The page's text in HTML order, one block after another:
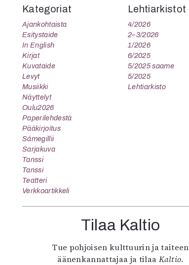
Kategoriat
Ajankohtaista
Esitystaide
In English
Kirjat
Kuvataide
Levyt
Musiikki
Näyttelyt
Oulu2026
Paperilehdestä
Pääkirjoitus
Sámegillii
Sarjakuva
Tanssi
Tanssi
Teatteri
Verkkoartikkeli
Lehtiarkistot
4/2026
2–3/2026
1/2026
6/2025
5/2025 saame
5/2025
Lehtiarkisto
Tilaa Kaltio
Tue pohjoisen kulttuurin ja taiteen
äänenkannattajaa ja tilaa Kaltio.